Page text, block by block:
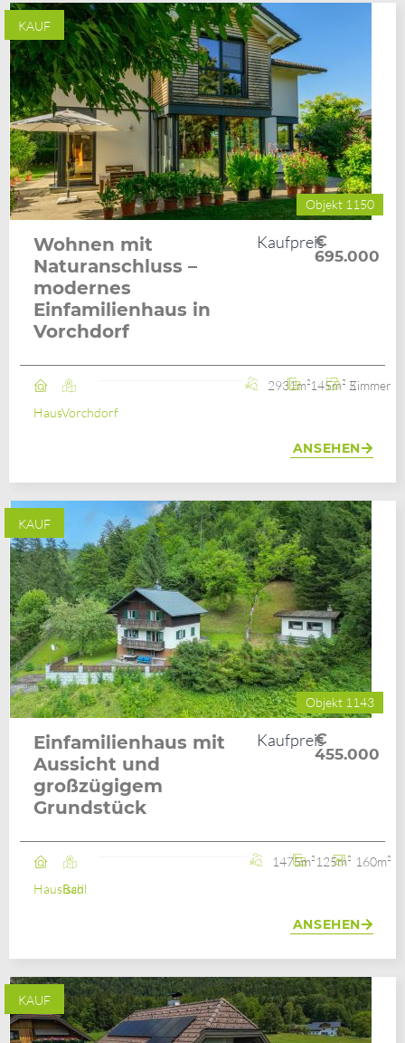
KAUF
Objekt 1150
Wohnen mit
Naturanschluss –
modernes
Einfamilienhaus in
Vorchdorf
Kaufpreis
€
695.000
HausVorchdorf
2931m²145m² 5 Zimmer
ANSEHEN
KAUF
Objekt 1143
Einfamilienhaus mit
Aussicht und
großzügigem
Grundstück
Kaufpreis
€
455.000
HausBad Ischl
1475m²125m² 160m²
ANSEHEN
KAUF